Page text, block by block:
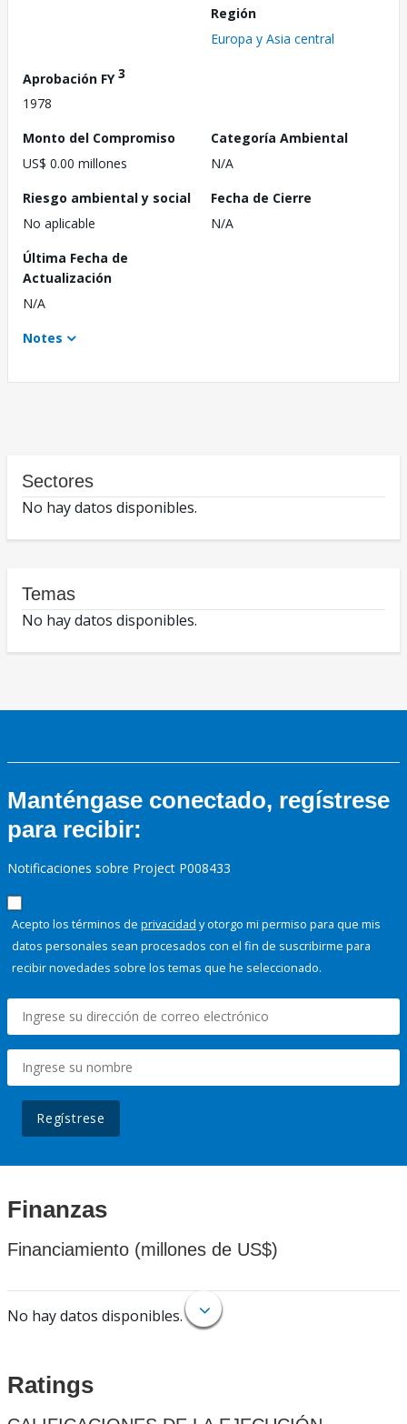
Región
Europa y Asia central
Aprobación FY3
1978
Monto del Compromiso
US$ 0.00 millones
Categoría Ambiental
N/A
Riesgo ambiental y social
No aplicable
Fecha de Cierre
N/A
Última Fecha de
Actualización
N/A
Notes
Sectores
No hay datos disponibles.
Temas
No hay datos disponibles.
Manténgase conectado, regístrese
para recibir:
Notificaciones sobre Project P008433
Acepto los términos de privacidad y otorgo mi permiso para que mis
datos personales sean procesados con el fin de suscribirme para
recibir novedades sobre los temas que he seleccionado.
Regístrese
Finanzas
Financiamiento (millones de US$)
No hay datos disponibles.
Ratings